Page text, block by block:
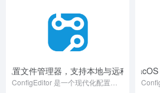
置文件管理器，支持本地与远程配置文
Configs – 一款基于 SwiftUI 的